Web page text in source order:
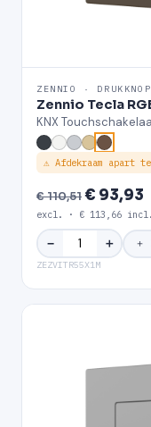
ZENNIO ·
Zennio Tecla
KNX
⚠ Afdekraam apart
€ 110,51€ 93,93
excl. · € 113,66
− ＋ ＋
ZEZVITR55X1M